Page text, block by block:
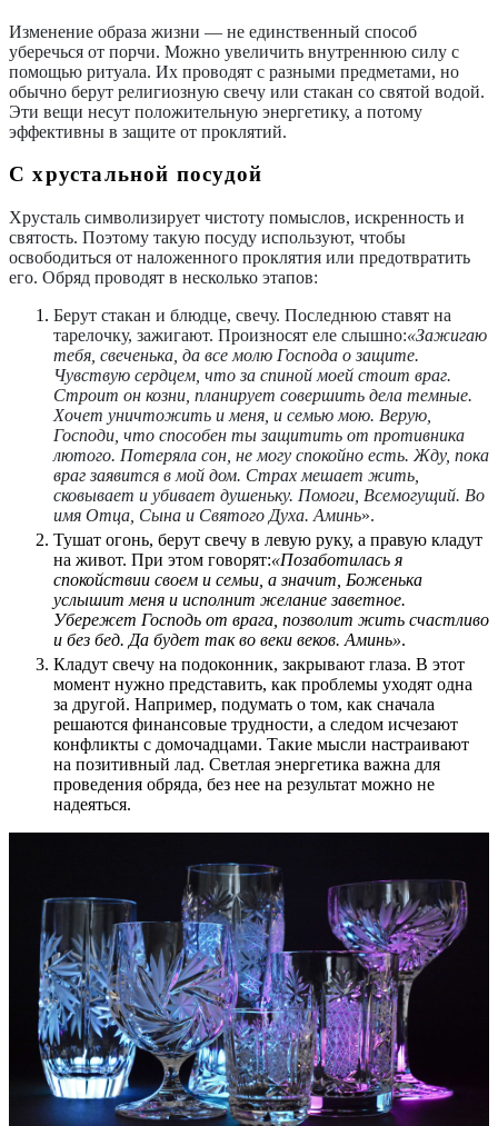
Изменение образа жизни — не единственный способ
уберечься от порчи. Можно увеличить внутреннюю силу с
помощью ритуала. Их проводят с разными предметами, но
обычно берут религиозную свечу или стакан со святой водой.
Эти вещи несут положительную энергетику, а потому
эффективны в защите от проклятий.
С хрустальной посудой
Хрусталь символизирует чистоту помыслов, искренность и
святость. Поэтому такую посуду используют, чтобы
освободиться от наложенного проклятия или предотвратить
его. Обряд проводят в несколько этапов:
Берут стакан и блюдце, свечу. Последнюю ставят на
тарелочку, зажигают. Произносят еле слышно:«Зажигаю
тебя, свеченька, да все молю Господа о защите.
Чувствую сердцем, что за спиной моей стоит враг.
Строит он козни, планирует совершить дела темные.
Хочет уничтожить и меня, и семью мою. Верую,
Господи, что способен ты защитить от противника
лютого. Потеряла сон, не могу спокойно есть. Жду, пока
враг заявится в мой дом. Страх мешает жить,
сковывает и убивает душеньку. Помоги, Всемогущий. Во
имя Отца, Сына и Святого Духа. Аминь».
Тушат огонь, берут свечу в левую руку, а правую кладут
на живот. При этом говорят:«Позаботилась я
спокойствии своем и семьи, а значит, Боженька
услышит меня и исполнит желание заветное.
Убережет Господь от врага, позволит жить счастливо
и без бед. Да будет так во веки веков. Аминь».
Кладут свечу на подоконник, закрывают глаза. В этот
момент нужно представить, как проблемы уходят одна
за другой. Например, подумать о том, как сначала
решаются финансовые трудности, а следом исчезают
конфликты с домочадцами. Такие мысли настраивают
на позитивный лад. Светлая энергетика важна для
проведения обряда, без нее на результат можно не
надеяться.